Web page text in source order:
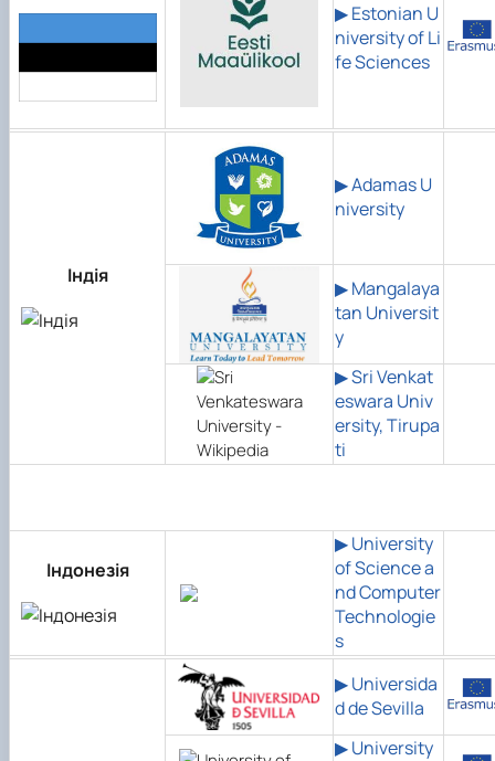
▶ Estonian U
niversity of Li
fe Sciences
Індія
▶ Adamas U
niversity
▶Mangalaya
tan Universit
y
▶ Sri Venkat
eswara Univ
ersity, Tirupa
ti
Індонезія
▶ University
of Science a
nd Computer
Technologie
s
▶ Universida
d de Sevilla
▶ University